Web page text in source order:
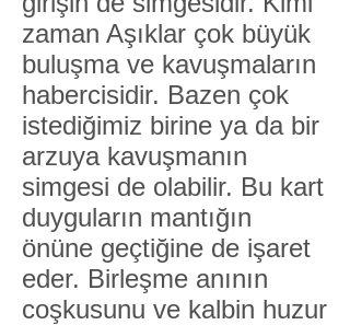
zaman Aşıklar çok büyük
buluşma ve kavuşmaların
habercisidir. Bazen çok
istediğimiz birine ya da bir
arzuya kavuşmanın
simgesi de olabilir. Bu kart
duyguların mantığın
önüne geçtiğine de işaret
eder. Birleşme anının
coşkusunu ve kalbin huzur